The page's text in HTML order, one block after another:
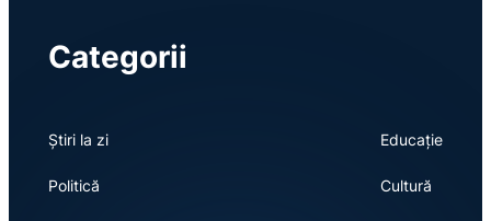
Categorii
Știri la zi
Politică
Educație
Cultură